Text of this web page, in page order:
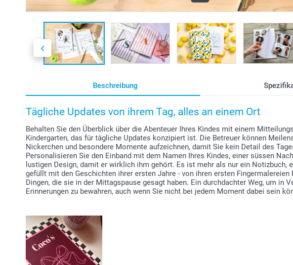
Beschreibung
Tägliche Updates von ihrem Tag, alles an einem Ort
Behalten Sie den Überblick über die Abenteuer Ihres Kindes mit einem
Kindergarten, das für tägliche Updates konzipiert ist. Die Betreuer können
Nickerchen und besondere Momente aufzeichnen, damit Sie kein Detail des
Personalisieren Sie den Einband mit dem Namen Ihres Kindes, einer süssen
lustigen Design, damit er wirklich ihm gehört. Es ist mehr als nur ein Notizbuch,
gefüllt mit den Geschichten ihrer ersten Jahre - von ihren ersten Fingermalereien
Dingen, die sie in der Mittagspause gesagt haben. Ein durchdachter Weg, um in
Erinnerungen zu bewahren, auch wenn Sie nicht bei jedem Moment dabei sein